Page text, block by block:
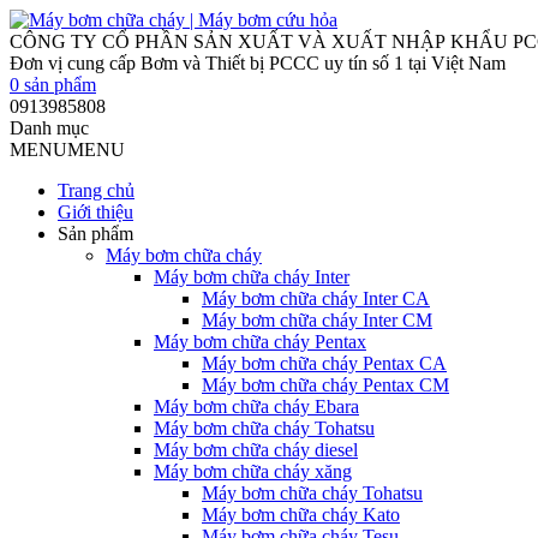
0 sản phẩm
0913985808
Danh mục
MENUMENU
Trang chủ
Giới thiệu
Sản phẩm
Máy bơm chữa cháy
Máy bơm chữa cháy Inter
Máy bơm chữa cháy Inter CA
Máy bơm chữa cháy Inter CM
Máy bơm chữa cháy Pentax
Máy bơm chữa cháy Pentax CA
Máy bơm chữa cháy Pentax CM
Máy bơm chữa cháy Ebara
Máy bơm chữa cháy Tohatsu
Máy bơm chữa cháy diesel
Máy bơm chữa cháy xăng
Máy bơm chữa cháy Tohatsu
Máy bơm chữa cháy Kato